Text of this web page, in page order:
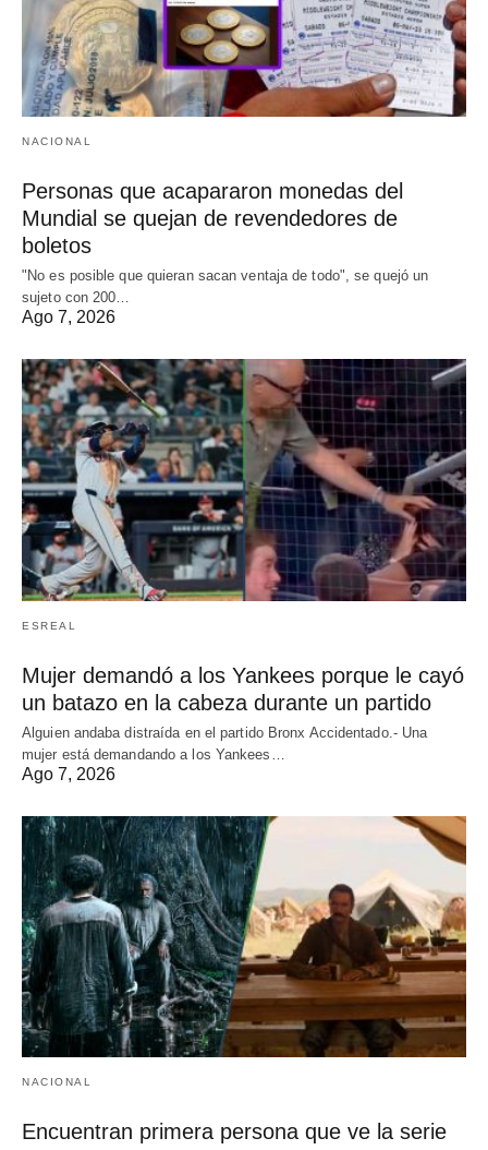
NACIONAL
Personas que acapararon monedas del
Mundial se quejan de revendedores de
boletos
"No es posible que quieran sacan ventaja de todo", se quejó un
sujeto con 200…
Ago 7, 2026
ESREAL
Mujer demandó a los Yankees porque le cayó
un batazo en la cabeza durante un partido
Alguien andaba distraída en el partido Bronx Accidentado.- Una
mujer está demandando a los Yankees…
Ago 7, 2026
NACIONAL
Encuentran primera persona que ve la serie